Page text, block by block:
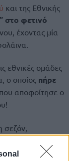
και της Εθνικής
στο φετινό
έχοντας μία
εθνικές ομάδες
ο οποίος πήρε
αποφοίτησε ο
σεζόν,
του
Βασίλη